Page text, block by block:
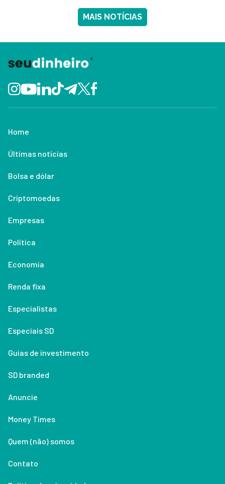
MAIS NOTÍCIAS
Home
Últimas notícias
Bolsa e dólar
Criptomoedas
Empresas
Política
Economia
Renda fixa
Especialistas
Especiais SD
Guias de investimento
SD branded
Anuncie
Money Times
Quem (não) somos
Contato